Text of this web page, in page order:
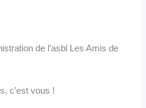
de l’asbl Les Amis de
c’est vous !